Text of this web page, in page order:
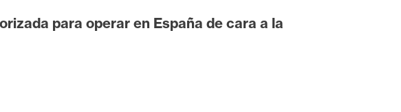
para operar en España de cara a la